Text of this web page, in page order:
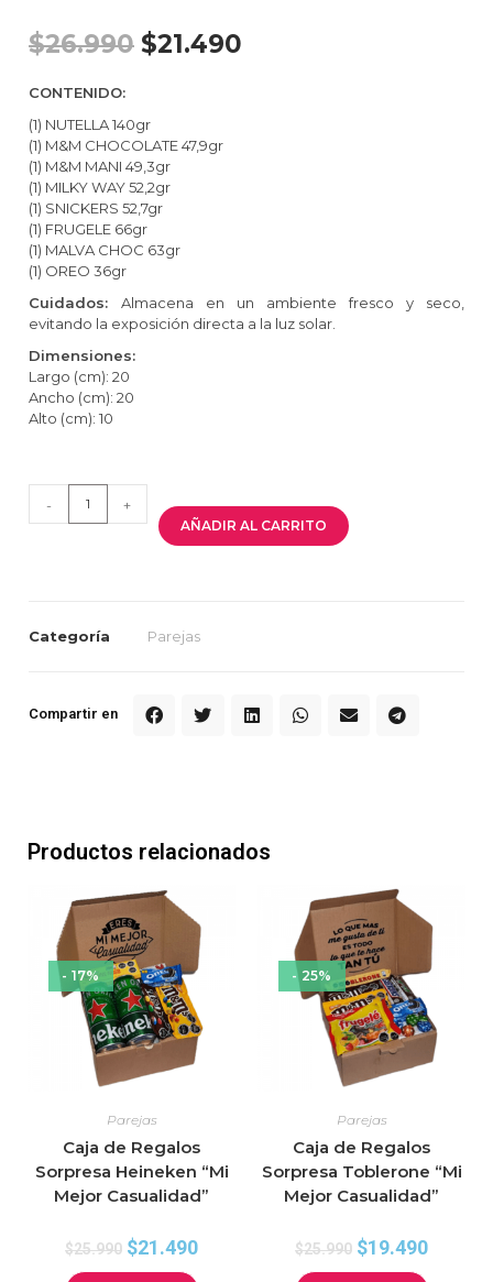
$26.990 $21.490
CONTENIDO:
(1) NUTELLA 140gr
(1) M&M CHOCOLATE 47,9gr
(1) M&M MANI 49,3gr
(1) MILKY WAY 52,2gr
(1) SNICKERS 52,7gr
(1) FRUGELE 66gr
(1) MALVA CHOC 63gr
(1) OREO 36gr
Cuidados: Almacena en un ambiente fresco y seco,
evitando la exposición directa a la luz solar.
Dimensiones:
Largo (cm): 20
Ancho (cm): 20
Alto (cm): 10
- +
AÑADIR AL CARRITO
Categoría Parejas
Compartir en
Productos relacionados
- 17%
Parejas
Caja de Regalos
Sorpresa Heineken “Mi
Mejor Casualidad”
$25.990 $21.490
- 25%
Parejas
Caja de Regalos
Sorpresa Toblerone “Mi
Mejor Casualidad”
$25.990 $19.490